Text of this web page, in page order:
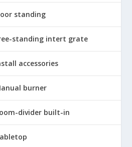
standing
standing intert grate
accessories
burner
divider built-in